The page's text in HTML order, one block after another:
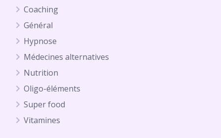
Coaching
Général
Hypnose
Médecines alternatives
Nutrition
Oligo-éléments
Super food
Vitamines